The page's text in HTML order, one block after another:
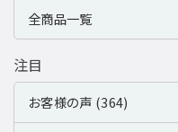
全商品一覧
注目
お客様の声 (364)